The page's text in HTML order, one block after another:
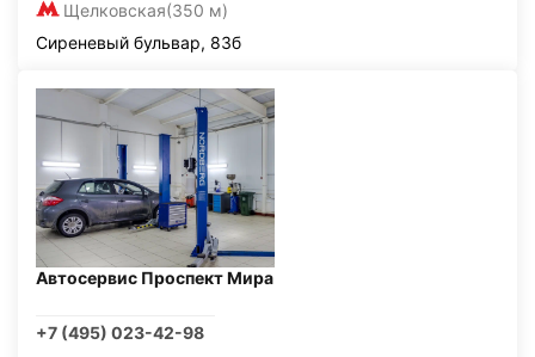
Щелковская(350 м)
Сиреневый бульвар, 83б
Автосервис Проспект Мира
+7 (495) 023-42-98